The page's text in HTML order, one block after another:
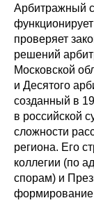
Арбитражный
проверяет
решений
Московской
и Десятого
созданный в
в российской
сложности
региона. Его
коллегии (по
спорам) и
формирование